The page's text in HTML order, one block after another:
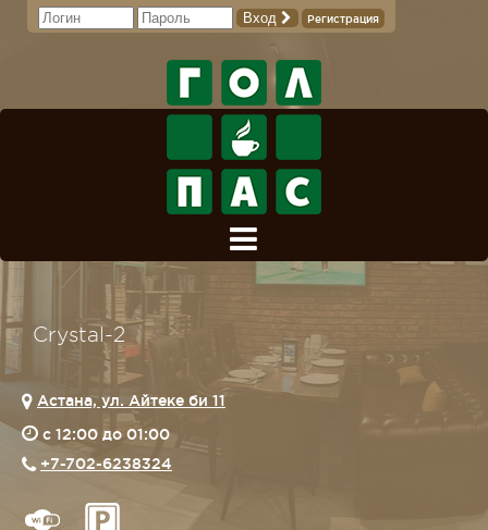
Вход Регистрация
Crystal-2
Астана, ул. Айтеке би 11
c 12:00 до 01:00
+7-702-6238324